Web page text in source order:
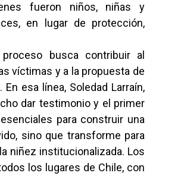
fueron niños, niñas y
en lugar de protección,
busca contribuir al
víctimas y a la propuesta de
esa línea, Soledad Larraín,
dar testimonio y el primer
para construir una
sino que transforme para
niñez institucionalizada. Los
los lugares de Chile, con